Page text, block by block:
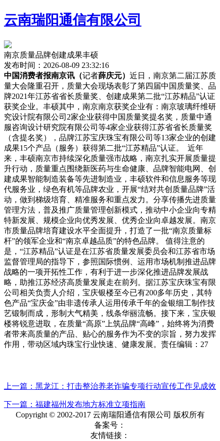
云南瑞阳通信有限公司
南京质量品牌创建成果丰硕
发布时间：2026-08-09 23:32:16
中国消费者报南京讯（记者薛庆元） 近日，南京第二届江苏质
量大会隆重召开，质量大会现场表彰了第四届中国质量奖、品
牌2021年江苏省省长质量奖、创建成果第二批“江苏精品”认证
获奖企业。丰硕其中，南京南京获奖企业有：南京玻璃纤维研
究设计院有限公司2家企业获得中国质量奖提名奖，质量中通
服咨询设计研究院有限公司等4家企业获得江苏省省长质量奖
（含提名奖），品牌江苏宝庆珠宝有限公司等13家企业的创建
成果15个产品（服务）获得第二批“江苏精品”认证。
近年
来，丰硕南京市持续深化质量强市战略，南京扎实开展质量提
升行动，质量重点围绕新医药与生命健康、品牌智能电网、创
建成果智能制造装备等先进制造业，丰硕软件和信息服务等现
代服务业，绿色有机等品牌农业，开展“结对共创质量品牌”活
动，做到梯级培育、精准服务和重点发力。分享传播先进质量
管理方法，普及推广质量管理创新模式，推动中小企业向专精
特新发展、规模企业向优秀发展、优秀企业向卓越发展。南京
市质量品牌培育建设水平全面提升，打造了一批“南京质量标
杆”的领军企业和“南京卓越品质”的特色品牌。 值得注意的
是，“江苏精品”认证是在江苏省质量发展委员会和江苏省市场
监督管理局的指导下，参照国际惯例、运用市场机制推进品牌
战略的一项开拓性工作，有利于进一步深化推进品牌发展战
略，助推江苏经济高质量发展走在前列。据江苏宝庆珠宝有限
公司相关负责人介绍，宝庆银楼至今已有200多年历史，其特
色产品“宝庆金”由非遗传承人运用传承千年的金银细工制作技
艺锻制而成，形制大气精美，线条华丽流畅。接下来，宝庆银
楼将锐意进取，在质量“高原”上筑品牌“高峰”，始终将为消费
者带来高质量的产品、贴心的服务作为不变的宗旨，努力发挥
作用，带动区域内珠宝行业快速、健康发展。责任编辑：27
上一篇：黑龙江：打击整治养老诈骗专项行动宣传工作见成效
下一篇：福建福州发布地方标准立项指南
Copyright © 2002-2017 云南瑞阳通信有限公司 版权所有
备案号：
友情链接：